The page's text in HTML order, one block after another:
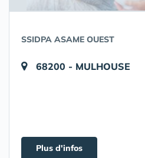
SSIDPA ASAME OUEST
68200 - MULHOUSE
Plus d'infos